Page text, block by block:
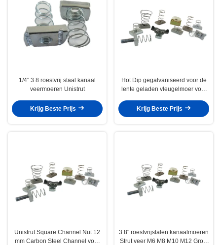
1/4" 3 8 roestvrij staal kanaal
veermoeren Unistrut
Krijg Beste Prijs
Hot Dip gegalvaniseerd voor de
lente geladen vleugelmoer voor
1/4"
Krijg Beste Prijs
Unistrut Square Channel Nut 12
mm Carbon Steel Channel voor
3 8" roestvrijstalen kanaalmoeren
Strut veer M6 M8 M10 M12 Grote